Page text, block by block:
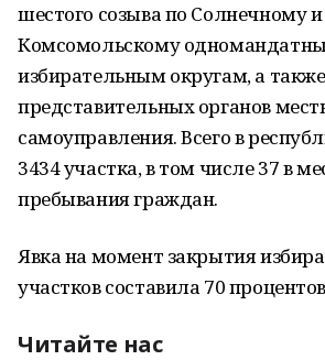
шестого созыва по Солнечному и
Комсомольскому
избирательным округам, а
представительных органов
самоуправления. Всего в
3434 участка, в том числе 37 в
пребывания граждан.
Явка на момент закрытия
участков составила 70
Читайте нас